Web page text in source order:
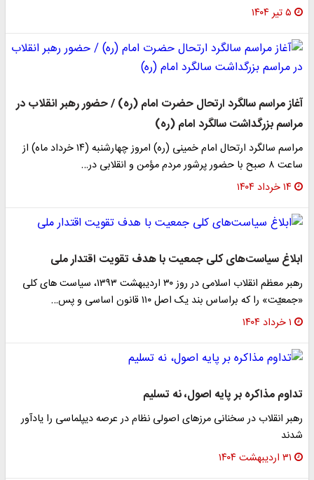
۵ تیر ۱۴۰۴
آغاز مراسم سالگرد ارتحال حضرت امام (ره) / حضور رهبر انقلاب در
مراسم بزرگداشت سالگرد امام (ره)
مراسم سالگرد ارتحال امام خمینی (ره) امروز چهارشنبه (۱۴ خرداد ماه) از
ساعت ۸ صبح با حضور پرشور مردم مؤمن و انقلابی در…
۱۴ خرداد ۱۴۰۴
ابلاغ سیاست‌های کلی جمعیت با هدف تقویت اقتدار ملی
رهبر معظم انقلاب اسلامی در روز ۳۰ اردیبهشت ۱۳۹۳، سیاست های کلی
«جمعیّت» را که براساس بند یک اصل ۱۱۰ قانون اساسی و پس…
۱ خرداد ۱۴۰۴
تداوم مذاکره بر پایه اصول، نه تسلیم
رهبر انقلاب در سخنانی مرزهای اصولی نظام در عرصه دیپلماسی را یادآور
شدند
۳۱ اردیبهشت ۱۴۰۴